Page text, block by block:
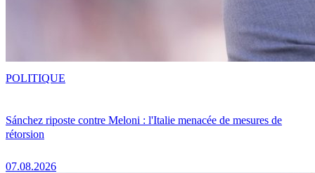
Sánchez riposte contre Meloni : l'Italie menacée de mesures de
rétorsion
07.08.2026
POLITIQUE